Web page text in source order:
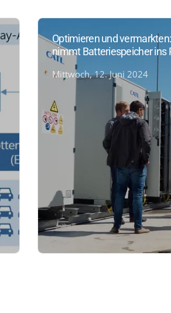
Optimieren und
nimmt Batteriespeicher ins
Mittwoch, 12. Juni 2024